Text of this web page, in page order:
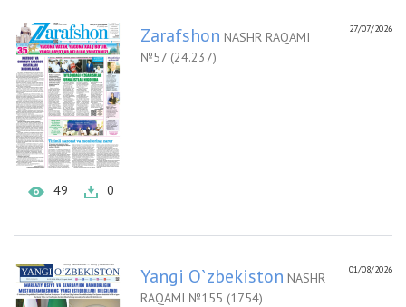
49 0
27/07/2026
Zarafshon NASHR RAQAMI
№57 (24.237)
01/08/2026
Yangi O`zbekiston NASHR
RAQAMI №155 (1754)